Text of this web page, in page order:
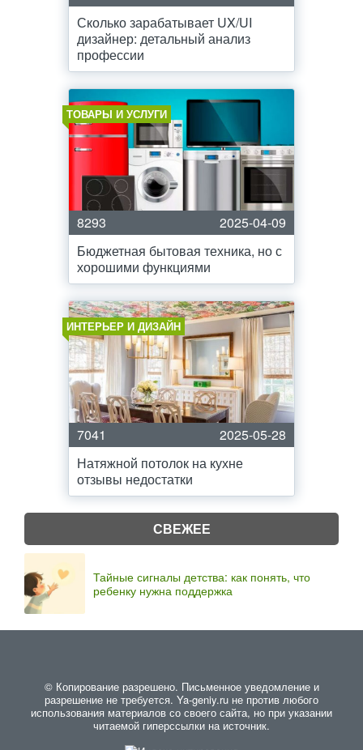
Сколько зарабатывает UX/UI
дизайнер: детальный анализ
профессии
ТОВАРЫ И УСЛУГИ
8293
2025-04-09
Бюджетная бытовая техника, но с
хорошими функциями
ИНТЕРЬЕР И ДИЗАЙН
7041
2025-05-28
Натяжной потолок на кухне
отзывы недостатки
СВЕЖЕЕ
Тайные сигналы детства: как понять, что
ребенку нужна поддержка
© Копирование разрешено. Письменное уведомление и
разрешение не требуется. Ya-geniy.ru не против любого
использования материалов со своего сайта, но при указании
читаемой гиперссылки на источник.